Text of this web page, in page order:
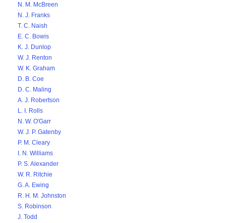
N. M. McBreen
N. J. Franks
T. C. Naish
E. C. Bowis
K. J. Dunlop
W. J. Renton
W. K. Graham
D. B. Coe
D. C. Maling
A. J. Robertson
L. I. Rolls
N. W. O'Garr
W. J. P. Gatenby
P. M. Cleary
I. N. Williams
P. S. Alexander
W. R. Ritchie
G. A. Ewing
R. H. M. Johnston
S. Robinson
J. Todd